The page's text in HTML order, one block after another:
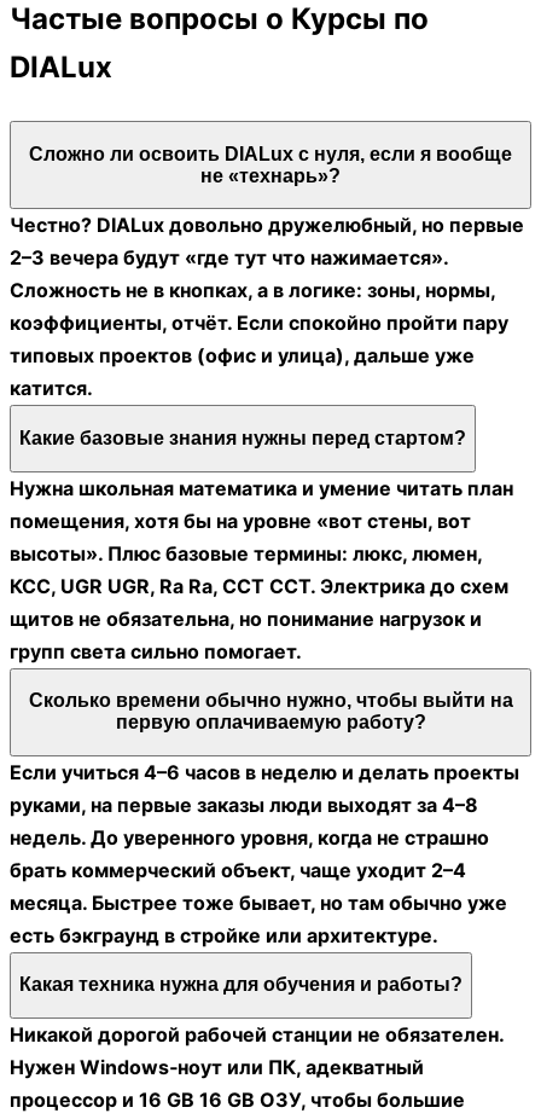
Частые вопросы о Курсы по
DIALux
Сложно ли освоить DIALux с нуля, если я вообще
не «технарь»?
Честно? DIALux довольно дружелюбный, но первые
2–3 вечера будут «где тут что нажимается».
Сложность не в кнопках, а в логике: зоны, нормы,
коэффициенты, отчёт. Если спокойно пройти пару
типовых проектов (офис и улица), дальше уже
катится.
Какие базовые знания нужны перед стартом?
Нужна школьная математика и умение читать план
помещения, хотя бы на уровне «вот стены, вот
высоты». Плюс базовые термины: люкс, люмен,
КСС, UGR UGR, Ra Ra, CCT CCT. Электрика до схем
щитов не обязательна, но понимание нагрузок и
групп света сильно помогает.
Сколько времени обычно нужно, чтобы выйти на
первую оплачиваемую работу?
Если учиться 4–6 часов в неделю и делать проекты
руками, на первые заказы люди выходят за 4–8
недель. До уверенного уровня, когда не страшно
брать коммерческий объект, чаще уходит 2–4
месяца. Быстрее тоже бывает, но там обычно уже
есть бэкграунд в стройке или архитектуре.
Какая техника нужна для обучения и работы?
Никакой дорогой рабочей станции не обязателен.
Нужен Windows‑ноут или ПК, адекватный
процессор и 16 GB 16 GB ОЗУ, чтобы большие